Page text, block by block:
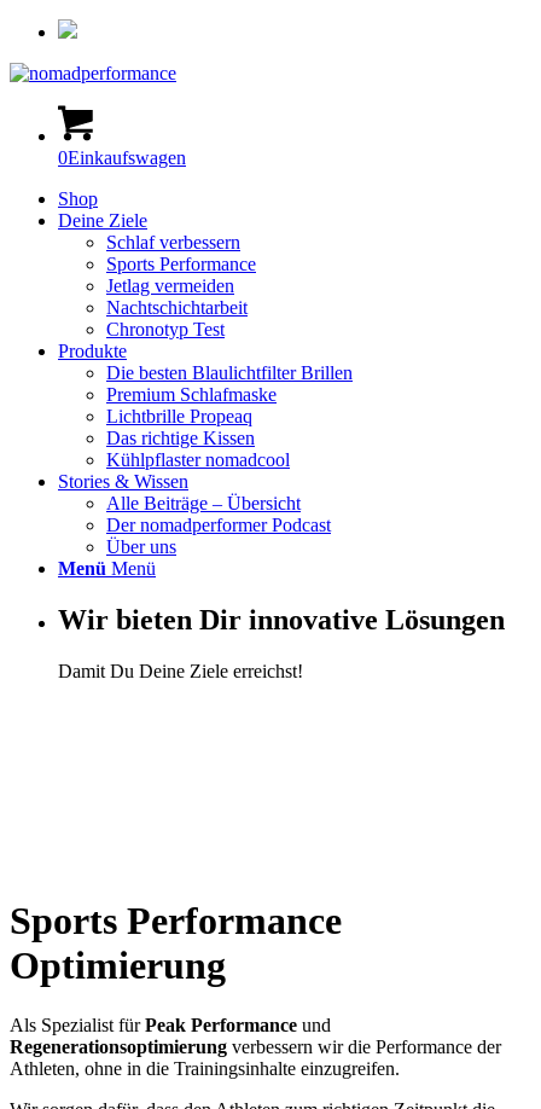
0Einkaufswagen
Shop
Deine Ziele
Schlaf verbessern
Sports Performance
Jetlag vermeiden
Nachtschichtarbeit
Chronotyp Test
Produkte
Die besten Blaulichtfilter Brillen
Premium Schlafmaske
Lichtbrille Propeaq
Das richtige Kissen
Kühlpflaster nomadcool
Stories & Wissen
Alle Beiträge – Übersicht
Der nomadperformer Podcast
Über uns
Menü Menü
Wir bieten Dir innovative Lösungen
Damit Du Deine Ziele erreichst!
Sports Performance
Optimierung
Als Spezialist fürPeak Performance und
Regenerationsoptimierung verbessern wir die Performance der
Athleten, ohne in die Trainingsinhalte einzugreifen.